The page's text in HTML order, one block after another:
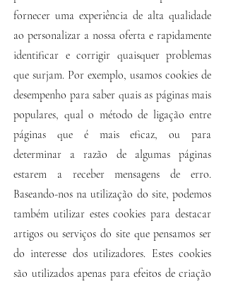
fornecer uma experiência de alta qualidade
ao personalizar a nossa oferta e rapidamente
identificar e corrigir quaisquer problemas
que surjam. Por exemplo, usamos cookies de
desempenho para saber quais as páginas mais
populares, qual o método de ligação entre
páginas que é mais eficaz, ou para
determinar a razão de algumas páginas
estarem a receber mensagens de erro.
Baseando-nos na utilização do site, podemos
também utilizar estes cookies para destacar
artigos ou serviços do site que pensamos ser
do interesse dos utilizadores. Estes cookies
são utilizados apenas para efeitos de criação